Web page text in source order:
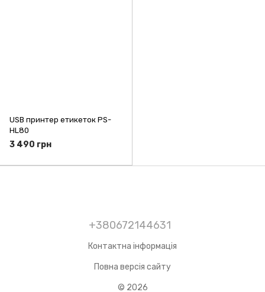
USB принтер етикеток PS-
HL80
3 490 грн
+380672144631
Контактна інформація
Повна версія сайту
© 2026